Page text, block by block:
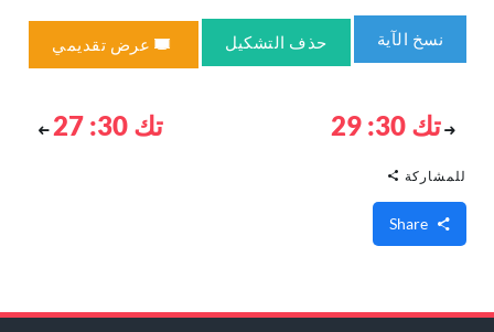
نسخ الآية حذف التشكيل عرض تقديمي
تك 30: 29 تك 30: 27
للمشاركة